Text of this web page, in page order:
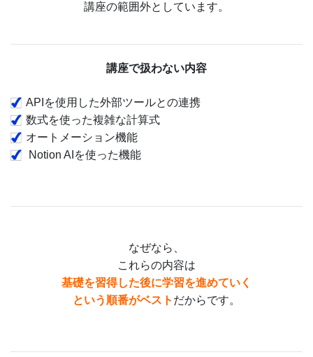
講座の範囲外としています。
講座で扱わない内容
APIを使用した外部ツールとの連携
数式を使った複雑な計算式
オートメーション機能
Notion AIを使った機能
なぜなら、
これらの内容は
基礎を習得した後に学習を進めていく
という順番がベスト だからです。